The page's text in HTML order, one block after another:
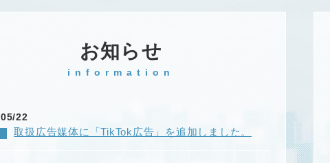
お知らせ
information
22
取扱広告媒体に「TikTok広告」を追加しました。